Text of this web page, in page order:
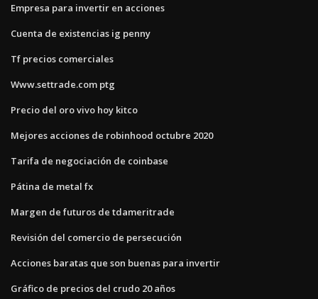
Empresa para invertir en acciones
Cuenta de existencias ig penny
Tf precios comerciales
Www.settrade.com ptg
Precio del oro vivo hoy kitco
Mejores acciones de robinhood octubre 2020
Tarifa de negociación de coinbase
Pátina de metal fx
Margen de futuros de tdameritrade
Revisión del comercio de persecución
Acciones baratas que son buenas para invertir
Gráfico de precios del crudo 20 años